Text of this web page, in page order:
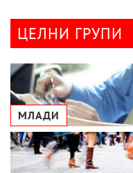
ЦЕЛНИ ГРУПИ
МЛАДИ